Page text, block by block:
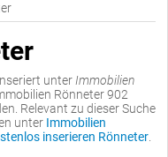
unter Immobilien
Rönneter 902
Relevant zu dieser Suche
unter Immobilien
inserieren Rönneter